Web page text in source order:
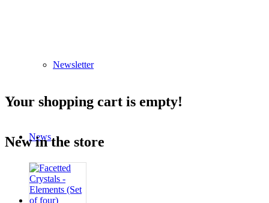
Newsletter
News
Your shopping cart is empty!
New in the store